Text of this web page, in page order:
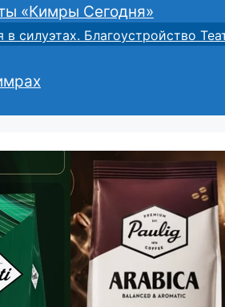
«Кимры Сегодня»
в силуэтах. Благоустройство